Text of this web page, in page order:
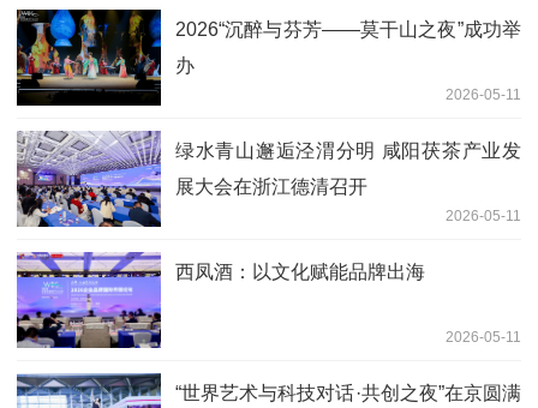
2026“沉醉与芬芳——莫干山之夜”成功举
办
2026-05-11
绿水青山邂逅泾渭分明 咸阳茯茶产业发
展大会在浙江德清召开
2026-05-11
西凤酒：以文化赋能品牌出海
2026-05-11
“世界艺术与科技对话·共创之夜”在京圆满